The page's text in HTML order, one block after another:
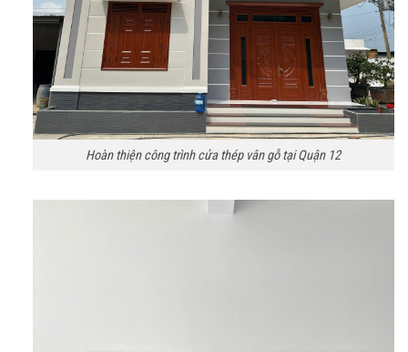
Hoàn thiện công trình cửa thép vân gỗ tại Quận 12